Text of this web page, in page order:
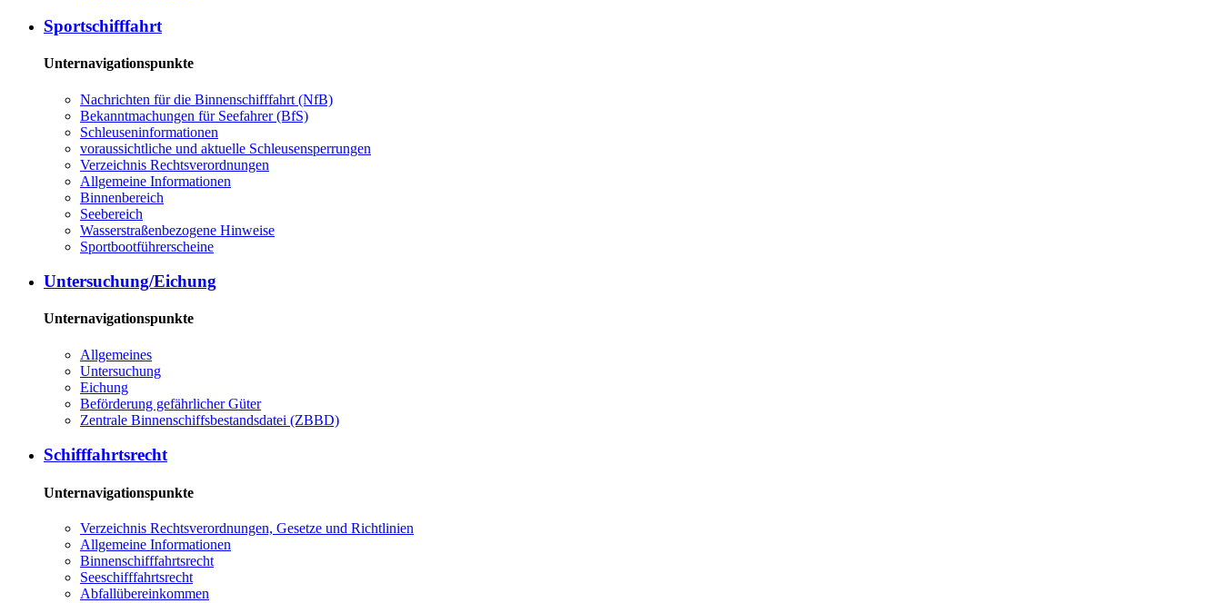
Sport­schiff­fahrt
Unternavigationspunkte
Nach­rich­ten für die Bin­nen­schiff­fahrt (NfB)
Be­kannt­ma­chun­gen für See­fah­rer (BfS)
Schleu­sen­in­for­ma­tio­nen
voraussichtliche und aktuelle Schleusensperrungen
Ver­zeich­nis Rechts­ver­ord­nun­gen
All­ge­mei­ne In­for­ma­tio­nen
Bin­nen­be­reich
See­be­reich
Was­ser­stra­ßen­be­zo­ge­ne Hin­wei­se
Sport­boot­füh­rer­schei­ne
Un­ter­su­chung/Ei­chung
Unternavigationspunkte
All­ge­mei­nes
Un­ter­su­chung
Ei­chung
Be­för­de­rung ge­fähr­li­cher Gü­ter
Zen­tra­le Bin­nen­schiffs­be­stands­da­tei (ZBBD)
Schiff­fahrts­recht
Unternavigationspunkte
Ver­zeich­nis Rechts­ver­ord­nun­gen, Ge­set­ze und Richt­li­ni­en
All­ge­mei­ne In­for­ma­tio­nen
Bin­nen­schiff­fahrts­recht
See­schiff­fahrts­recht
Ab­fall­über­ein­kom­men